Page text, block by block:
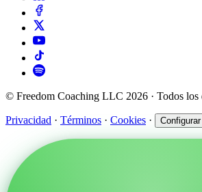
© Freedom Coaching LLC 2026 · Todos los
Privacidad · Términos · Cookies ·